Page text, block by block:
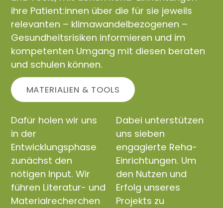
ihre Patient:innen über die für sie jeweils
relevanten – klimawandelbezogenen –
Gesundheitsrisiken informieren und im
kompetenten Umgang mit diesen beraten
und schulen können.
MATERIALIEN & TOOLS
Dafür holen wir uns
in der
Entwicklungsphase
zunächst den
nötigen Input. Wir
führen Literatur- und
Materialrecherchen
Dabei unterstützen
uns sieben
engagierte Reha-
Einrichtungen. Um
den Nutzen und
Erfolg unseres
Projekts zu